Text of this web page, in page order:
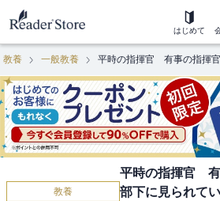
はじめて
教養 一般教養 平時の指揮官 有事の指揮
教養
平時の指揮官
部下に見られて